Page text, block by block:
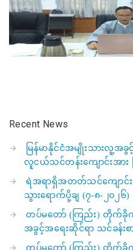
Recent News
မြန်မာနိုင်ငံအမျိုးသားလူ့အ
လူငယ်သင်တန်းကျောင်းအား
ရဲအရာရှိအတတ်သင်ကျောင်း (
သွားရောက်ပို့ချ (၇-၈-၂၀၂၆)
တပ်မတော် (ကြည်း) တိုက်ခိုက်
အခွင့်အရေးဆိုင်ရာ သင်ခန်းစ
တပ်မတော် (ကြည်း) တိုက်ခိုက်